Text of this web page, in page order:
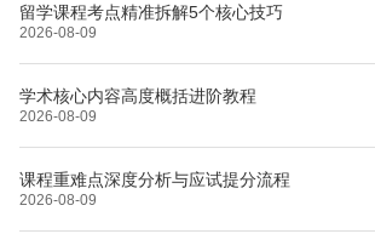
留学课程考点精准拆解5个核心技巧
2026-08-09
学术核心内容高度概括进阶教程
2026-08-09
课程重难点深度分析与应试提分流程
2026-08-09